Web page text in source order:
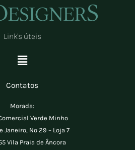
Link's úteis
Menu
Contatos
Morada:
Verde Minho
Janeiro, Nº 29 – Loja 7
Vila Praia de Âncora